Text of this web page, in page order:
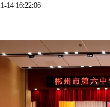
14 16:22:06